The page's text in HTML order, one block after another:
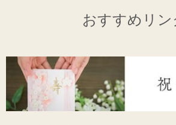
おすすめリン